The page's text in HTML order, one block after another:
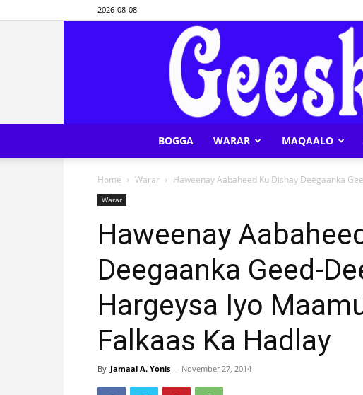
2026-08-08
BOGGA WARAR MAQAALO
Home Warar Haweenay Aabaheed Ku Dishay Deegaanka
Warar
Haweenay
Deegaanka Geed-
Hargeysa Iyo
Falkaas Ka Hadlay
By Jamaal A. Yonis - November 27, 2014